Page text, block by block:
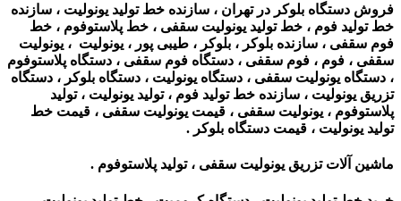
فروش دستگاه بلوکر در تهران ، سازنده خط تولید یونولیت ، سازنده
خط تولید فوم ، خط تولید یونولیت سقفی ، خط پلاستوفوم ، خط
فوم سقفی ، سازنده بلوکر ، بلوکر ، طیبی پور ، یونولیت ، یونولیت
سقفی ، فوم ، فوم سقفی ، دستگاه فوم سقفی ، دستگاه پلاستوفوم
، دستگاه یونولیت سقفی ، دستگاه یونولیت ، دستگاه بلوکر ، دستگاه
تزریق یونولیت ، سازنده خط تولید فوم ، تولید یونولیت ، تولید
پلاستوفوم ، یونولیت سقفی ، قیمت یونولیت سقفی ، قیمت خط
تولید یونولیت ، قیمت دستگاه بلوکر .
ماشین آلات تزریق یونولیت سقفی ، تولید پلاستوفوم .